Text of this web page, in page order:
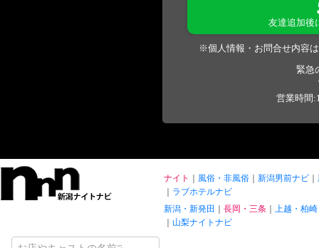
友達追加後
※個人情報・お問合せ内容
緊急
営業時間
ナイト 風俗・非風俗 新潟男前ナビ
ラブホテルナビ
新潟・新発田
長岡・三条
上越・柏崎
山梨ナイトナビ